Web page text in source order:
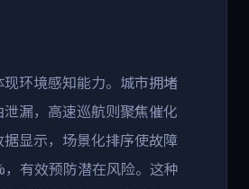
环境感知能力。城市拥堵
漏，高速巡航则聚焦催化
显示，场景化排序使故障
，有效预防潜在风险。这种